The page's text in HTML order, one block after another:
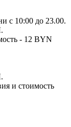
с 10:00 до 23.00.
- 12 BYN
и стоимость